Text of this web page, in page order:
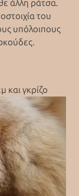
άλλη ράτσα.
του
υπόλοιπους
και γκρίζο